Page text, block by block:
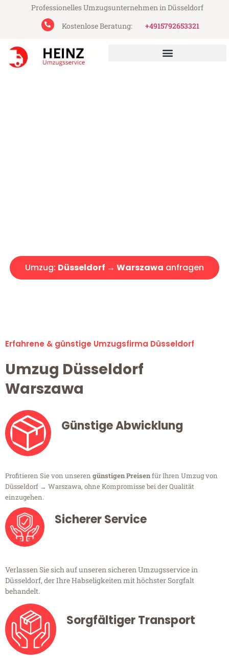
Professionelles Umzugsunternehmen in Düsseldorf
Kostenlose Beratung:
+4915792653321
Umzug: Düsseldorf → Warszawa anfragen
Erfahrene & günstige Umzugsfirma Düsseldorf
Umzug Düsseldorf
Warszawa
Günstige Abwicklung
Profitieren Sie von unseren günstigen Preisenfür Ihren Umzug von
Düsseldorf → Warszawa, ohne Kompromisse bei der Qualität
einzugehen.
Sicherer Service
Verlassen Sie sich auf unseren sicheren Umzugsservice in
Düsseldorf, der Ihre Habseligkeiten mit höchster Sorgfalt
behandelt.
Sorgfältiger Transport